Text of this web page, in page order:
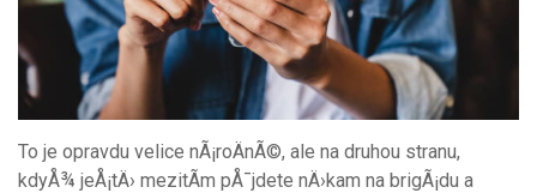
To je opravdu velice nÃ¡roÄnÃ©, ale na druhou stranu,
kdyÅ¾ jeÅ¡tÄ› mezitÃ­m pÅ¯jdete nÄ›kam na brigÃ¡du a